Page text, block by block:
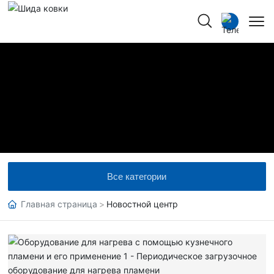
Все категории
Главная страница Новостной центр